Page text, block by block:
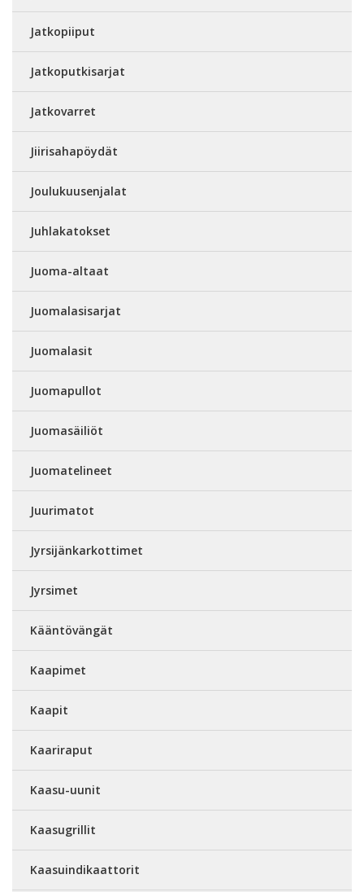
Jatkopiiput
Jatkoputkisarjat
Jatkovarret
Jiirisahapöydät
Joulukuusenjalat
Juhlakatokset
Juoma-altaat
Juomalasisarjat
Juomalasit
Juomapullot
Juomasäiliöt
Juomatelineet
Juurimatot
Jyrsijänkarkottimet
Jyrsimet
Kääntövängät
Kaapimet
Kaapit
Kaariraput
Kaasu-uunit
Kaasugrillit
Kaasuindikaattorit